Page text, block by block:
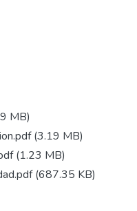
MB)
(3.19 MB)
(1.23 MB)
(687.35 KB)